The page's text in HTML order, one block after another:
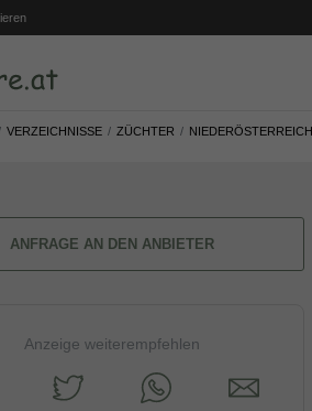
VERZEICHNISSE ZÜCHTER NIEDERÖSTERREICH
ANFRAGE AN DEN ANBIETER
Anzeige weiterempfehlen